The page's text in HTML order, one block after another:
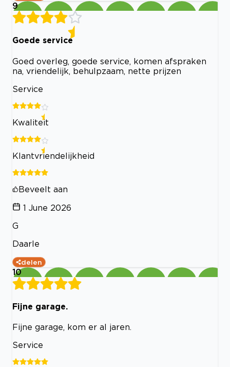
9
Goede service
Goed overleg, goede service, komen afspraken
na, vriendelijk, behulpzaam, nette prijzen
Service
Kwaliteit
Klantvriendelijkheid
Beveelt aan
1 June 2026
G
Daarle
delen
10
Fijne garage.
Fijne garage, kom er al jaren.
Service